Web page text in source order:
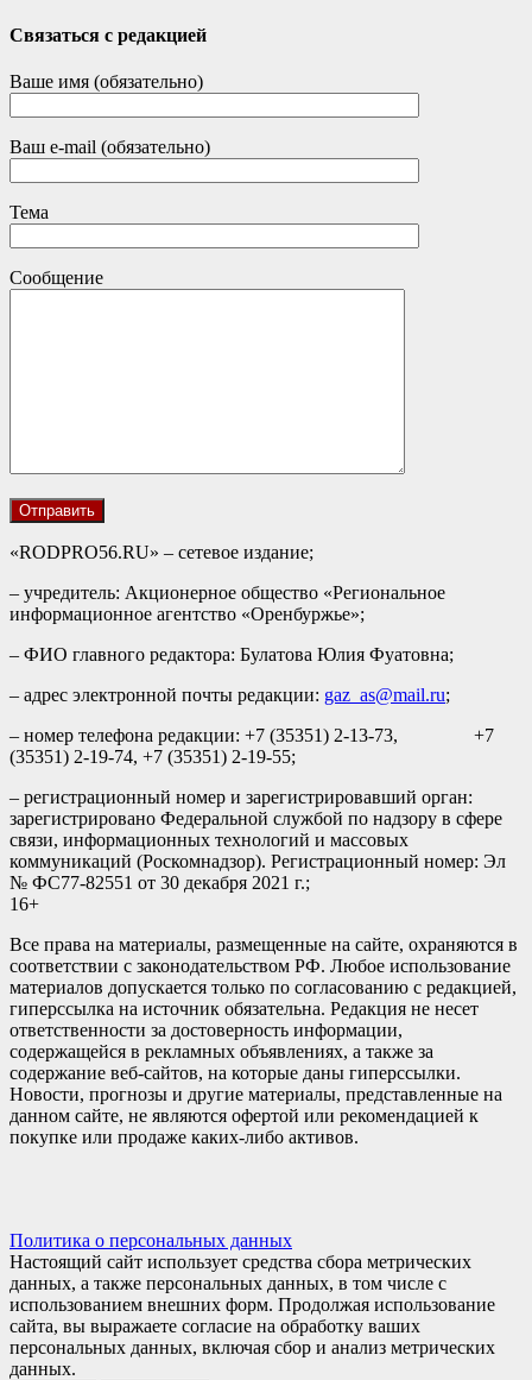
Связаться с редакцией
Ваше имя (обязательно)
Ваш e-mail (обязательно)
Тема
Сообщение
«RODPRO56.RU» – сетевое издание;
– учредитель: Акционерное общество «Региональное
информационное агентство «Оренбуржье»;
– ФИО главного редактора: Булатова Юлия Фуатовна;
– адрес электронной почты редакции: gaz_as@mail.ru;
– номер телефона редакции: +7 (35351) 2-13-73, +7
(35351) 2-19-74, +7 (35351) 2-19-55;
– регистрационный номер и зарегистрировавший орган:
зарегистрировано Федеральной службой по надзору в сфере
связи, информационных технологий и массовых
коммуникаций (Роскомнадзор). Регистрационный номер: Эл
№ ФС77-82551 от 30 декабря 2021 г.;
16+
Все права на материалы, размещенные на сайте, охраняются в
соответствии с законодательством РФ. Любое использование
материалов допускается только по согласованию с редакцией,
гиперссылка на источник обязательна. Редакция не несет
ответственности за достоверность информации,
содержащейся в рекламных объявлениях, а также за
содержание веб-сайтов, на которые даны гиперссылки.
Новости, прогнозы и другие материалы, представленные на
данном сайте, не являются офертой или рекомендацией к
покупке или продаже каких-либо активов.
Политика о персональных данных
Настоящий сайт использует средства сбора метрических
данных, а также персональных данных, в том числе с
использованием внешних форм. Продолжая использование
сайта, вы выражаете согласие на обработку ваших
персональных данных, включая сбор и анализ метрических
данных.